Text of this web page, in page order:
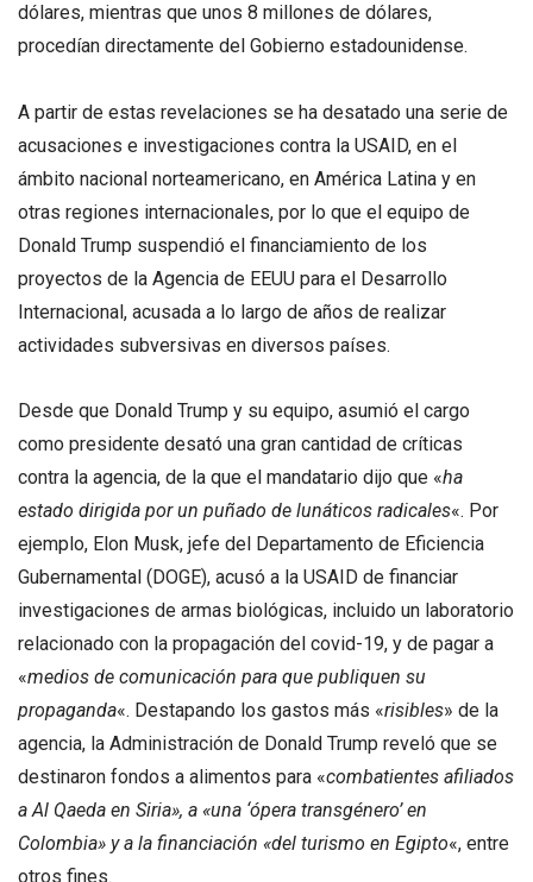
dólares, mientras que unos 8 millones de dólares,
procedían directamente del Gobierno estadounidense.
A partir de estas revelaciones se ha desatado una serie de
acusaciones e investigaciones contra la USAID, en el
ámbito nacional norteamericano, en América Latina y en
otras regiones internacionales, por lo que el equipo de
Donald Trump suspendió el financiamiento de los
proyectos de la Agencia de EEUU para el Desarrollo
Internacional, acusada a lo largo de años de realizar
actividades subversivas en diversos países.
Desde que Donald Trump y su equipo, asumió el cargo
como presidente desató una gran cantidad de críticas
contra la agencia, de la que el mandatario dijo que «ha
estado dirigida por un puñado de lunáticos radicales«. Por
ejemplo, Elon Musk, jefe del Departamento de Eficiencia
Gubernamental (DOGE), acusó a la USAID de financiar
investigaciones de armas biológicas, incluido un laboratorio
relacionado con la propagación del covid-19, y de pagar a
«medios de comunicación para que publiquen su
propaganda«. Destapando los gastos más «risibles» de la
agencia, la Administración de Donald Trump reveló que se
destinaron fondos a alimentos para «combatientes afiliados
a Al Qaeda en Siria», a «una ‘ópera transgénero’ en
Colombia» y a la financiación «del turismo en Egipto«, entre
otros fines.